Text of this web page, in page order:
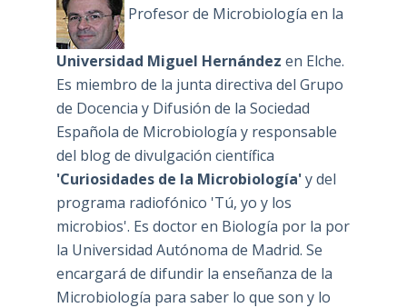
Profesor de Microbiología en la
Universidad Miguel Hernández en Elche.
Es miembro de la junta directiva del Grupo
de Docencia y Difusión de la Sociedad
Española de Microbiología y responsable
del blog de divulgación científica
'Curiosidades de la Microbiología'y del
programa radiofónico 'Tú, yo y los
microbios'. Es doctor en Biología por la por
la Universidad Autónoma de Madrid. Se
encargará de difundir la enseñanza de la
Microbiología para saber lo que son y lo